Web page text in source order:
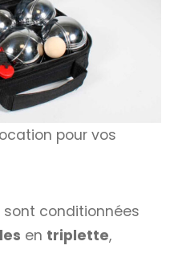
pour vos
conditionnées
en triplette,